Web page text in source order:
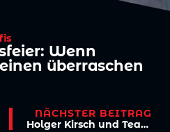
Wenn
überraschen
NÄCHSTER BEITRAG
Holger Kirsch und Team zum neuen Präsidium gewählt